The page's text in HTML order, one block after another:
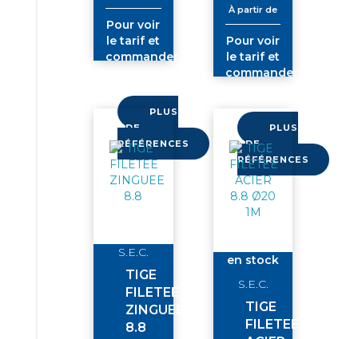
Pour voir
le tarif et
commander
PLUS
DE
RÉFÉRENCES
À partir de
Pour voir
le tarif et
commander
PLUS
DE
RÉFÉRENCES
S.E.C.
TIGE
FILETEE
ZINGUEE
8.8
en stock
S.E.C.
TIGE
FILETEE